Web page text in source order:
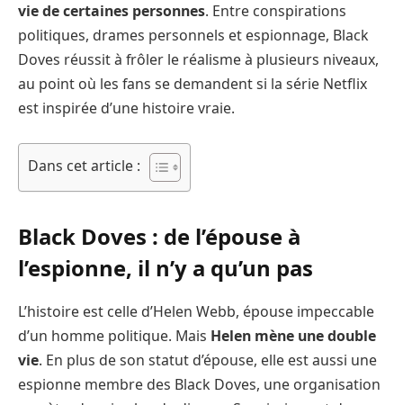
vie de certaines personnes. Entre conspirations
politiques, drames personnels et espionnage, Black
Doves réussit à frôler le réalisme à plusieurs niveaux,
au point où les fans se demandent si la série Netflix
est inspirée d’une histoire vraie.
Dans cet article :
Black Doves : de l’épouse à
l’espionne, il n’y a qu’un pas
L’histoire est celle d’Helen Webb, épouse impeccable
d’un homme politique. Mais Helen mène une double
vie. En plus de son statut d’épouse, elle est aussi une
espionne membre des Black Doves, une organisation